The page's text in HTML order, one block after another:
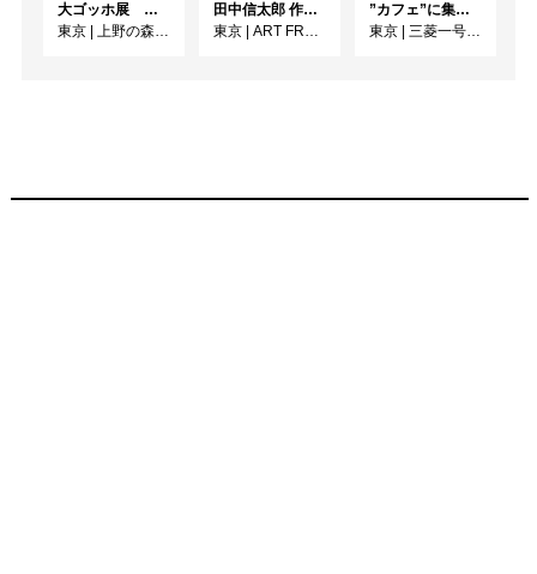
大ゴッホ展 夜のカフェテラス
東京
上野の森美術館
田中信太郎 作品展
東京
ART FRONT GALLERY
”カフェ”に集う芸術家 ー印象派からゴッホ、ロートレック、ピカソまで
東京
三菱一号館美術館